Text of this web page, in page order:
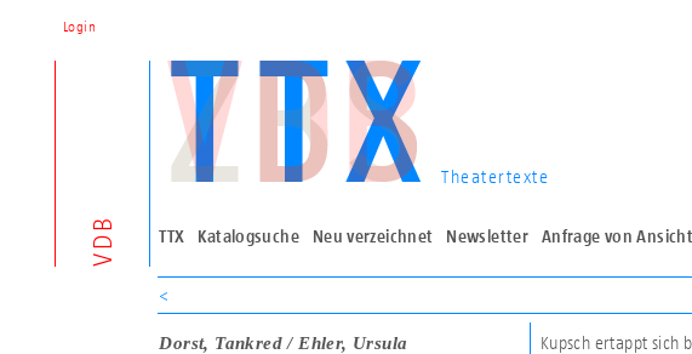
VDB
Theatertexte
TTX Katalogsuche Neu verzeichnet Newsletter Anfrage von
Login
<
Dorst, Tankred / Ehler, Ursula
Kupsch ertappt sich